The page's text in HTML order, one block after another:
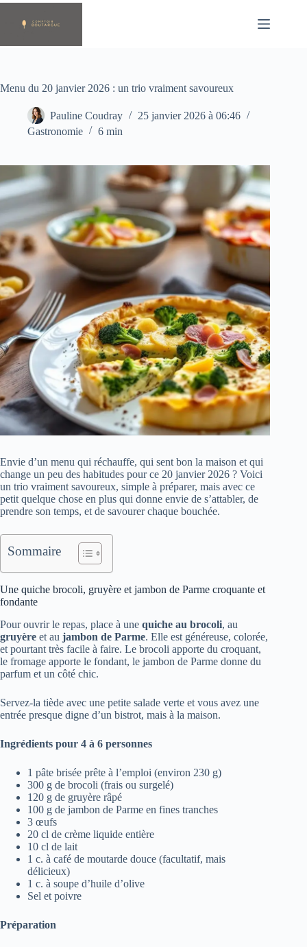
Passer
contenu
Menu du 20 janvier 2026 : un trio vraiment savoureux
Pauline Coudray
25 janvier 2026 à 06:46
Gastronomie
6 min
Envie d’un menu qui réchauffe, qui sent bon la maison et qui
change un peu des habitudes pour ce 20 janvier 2026 ? Voici
un trio vraiment savoureux, simple à préparer, mais avec ce
petit quelque chose en plus qui donne envie de s’attabler, de
prendre son temps, et de savourer chaque bouchée.
Sommaire
Une quiche brocoli, gruyère et jambon de Parme croquante et
fondante
Pour ouvrir le repas, place à une quiche au brocoli, au
gruyère et au jambon de Parme. Elle est généreuse, colorée,
et pourtant très facile à faire. Le brocoli apporte du croquant,
le fromage apporte le fondant, le jambon de Parme donne du
parfum et un côté chic.
Servez-la tiède avec une petite salade verte et vous avez une
entrée presque digne d’un bistrot, mais à la maison.
Ingrédients pour 4 à 6 personnes
1 pâte brisée prête à l’emploi (environ 230 g)
300 g de brocoli (frais ou surgelé)
120 g de gruyère râpé
100 g de jambon de Parme en fines tranches
3 œufs
20 cl de crème liquide entière
10 cl de lait
1 c. à café de moutarde douce (facultatif, mais
délicieux)
1 c. à soupe d’huile d’olive
Sel et poivre
Préparation